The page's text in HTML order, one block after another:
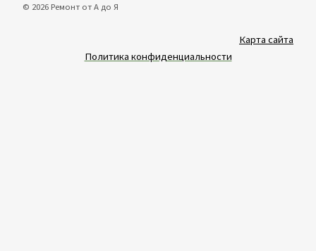
© 2026 Ремонт от А до Я
Карта сайта
Политика конфиденциальности